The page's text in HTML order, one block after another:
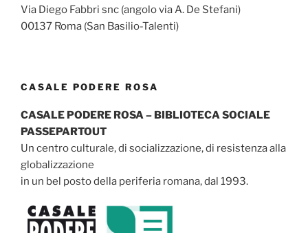
Via Diego Fabbri snc (angolo via A. De Stefani)
00137 Roma (San Basilio-Talenti)
CASALE PODERE ROSA
CASALE PODERE ROSA – BIBLIOTECA SOCIALE
PASSEPARTOUT
Un centro culturale, di socializzazione, di resistenza alla
globalizzazione
in un bel posto della periferia romana, dal 1993.